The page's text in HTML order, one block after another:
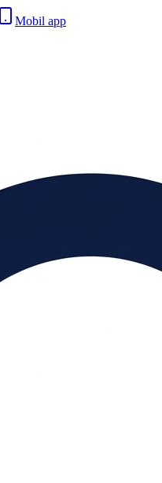
Mobil app